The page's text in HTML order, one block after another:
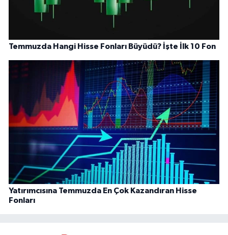
Temmuzda Hangi Hisse Fonları Büyüdü? İşte İlk 10 Fon
Yatırımcısına Temmuzda En Çok Kazandıran Hisse
Fonları